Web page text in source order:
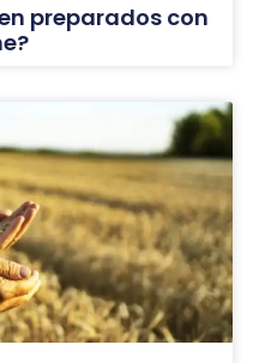
preparados con